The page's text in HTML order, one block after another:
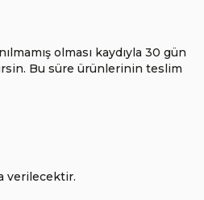
olması kaydıyla 30 gün
Bu süre ürünlerinin teslim
verilecektir.